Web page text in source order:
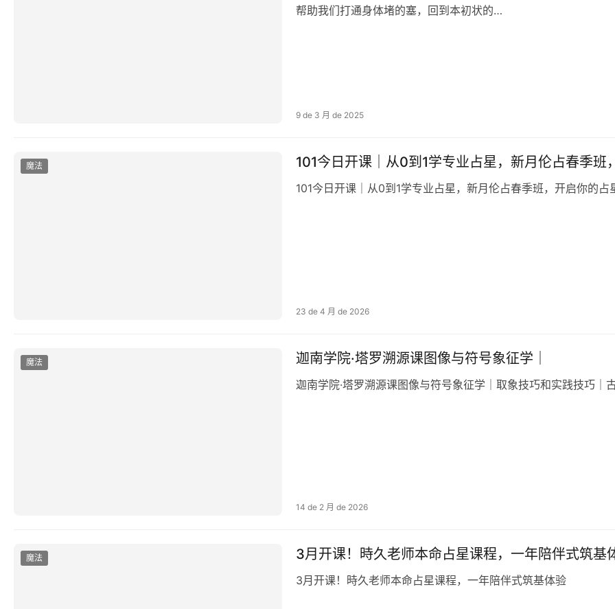
帮助我们打通身体堵的‬塞，回到本初状的‬…
9 de 3 月 de 2025
魔法 101今日开课｜从0到1学专业占星，新月伦占春季班
101今日开课｜从0到1学专业占星，新月伦占春季班，开启你的占
23 de 4 月 de 2026
魔法 迦南学院·塔罗溯源课图像与符号象征学｜
迦南学院·塔罗溯源课图像与符号象征学｜取象技巧和实践技巧｜
14 de 2 月 de 2026
魔法 3月开课！時久老师本命占星课程，一年陪伴式筑基
3月开课！時久老师本命占星课程，一年陪伴式筑基体验